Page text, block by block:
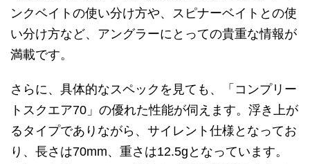
ンクベイトの使い分け方や、スピナーベイトとの使
い分け方など、アングラーにとっての貴重な情報が
満載です。
さらに、具体的なスペックを見ても、「コンプリー
トスクエア70」の優れた性能が伺えます。浮き上が
るタイプでありながら、サイレント仕様となってお
り、長さは70mm、重さは12.5gとなっています。